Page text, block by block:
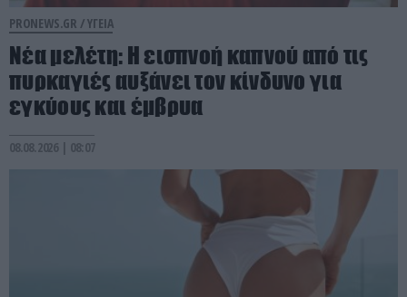
PRONEWS.GR /ΥΓΕΙΑ
Νέα μελέτη: Η εισπνοή καπνού από τις
πυρκαγιές αυξάνει τον κίνδυνο για
εγκύους και έμβρυα
08.08.2026 | 08:07